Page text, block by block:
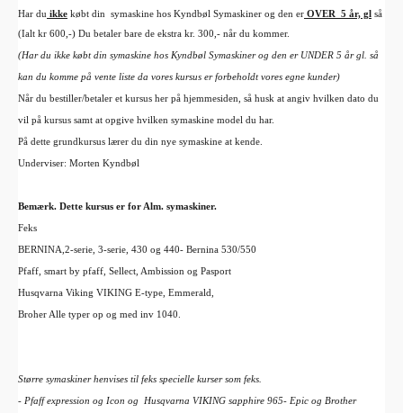
Har du ikke købt din  symaskine hos Kyndbøl Symaskiner og den er OVER  5 år, gl så
(Ialt kr 600,-) Du betaler bare de ekstra kr. 300,- når du kommer.
(Har du ikke købt din symaskine hos Kyndbøl Symaskiner og den er UNDER 5 år gl. så
kan du komme på vente liste da vores kursus er forbeholdt vores egne kunder)
Når du bestiller/betaler et kursus her på hjemmesiden, så husk at angiv hvilken dato du
vil på kursus samt at opgive hvilken symaskine model du har.
På dette grundkursus lærer du din nye symaskine at kende.
Underviser: Morten Kyndbøl
Bemærk. Dette kursus er for Alm. symaskiner.
Feks
BERNINA,2-serie, 3-serie, 430 og 440- Bernina 530/550
Pfaff, smart by pfaff, Sellect, Ambission og Pasport
Husqvarna Viking VIKING E-type, Emmerald,
Broher Alle typer op og med inv 1040.
Større symaskiner henvises til feks specielle kurser som feks.
- Pfaff expression og Icon og Husqvarna VIKING sapphire 965- Epic og Brother